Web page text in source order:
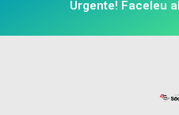
Urgente! Faceleu